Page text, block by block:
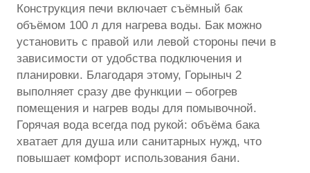
Конструкция печи включает съёмный бак
объёмом 100 л для нагрева воды. Бак можно
установить с правой или левой стороны печи в
зависимости от удобства подключения и
планировки. Благодаря этому, Горыныч 2
выполняет сразу две функции – обогрев
помещения и нагрев воды для помывочной.
Горячая вода всегда под рукой: объёма бака
хватает для душа или санитарных нужд, что
повышает комфорт использования бани.